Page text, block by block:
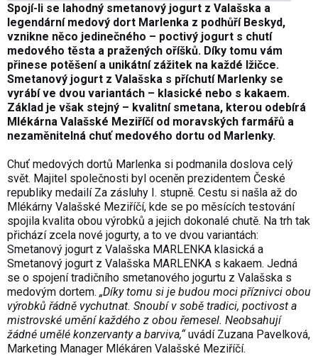
Spojí-li se lahodný smetanový jogurt z Valašska a
legendární medový dort Marlenka z podhůří Beskyd,
vznikne něco jedinečného – poctivý jogurt s chutí
medového těsta a pražených oříšků. Díky tomu vám
přinese potěšení a unikátní zážitek na každé lžičce.
Smetanový jogurt z Valašska s příchutí Marlenky se
vyrábí ve dvou variantách – klasické nebo s kakaem.
Základ je však stejný – kvalitní smetana, kterou odebírá
Mlékárna Valašské Meziříčí od moravských farmářů a
nezaměnitelná chuť medového dortu od Marlenky.
Chuť medových dortů Marlenka si podmanila doslova celý
svět. Majitel společnosti byl oceněn prezidentem České
republiky medailí Za zásluhy I. stupně. Cestu si našla až do
Mlékárny Valašské Meziříčí, kde se po měsících testování
spojila kvalita obou výrobků a jejich dokonalé chutě. Na trh tak
přichází zcela nové jogurty, a to ve dvou variantách:
Smetanový jogurt z Valašska MARLENKA klasická a
Smetanový jogurt z Valašska MARLENKA s kakaem. Jedná
se o spojení tradičního smetanového jogurtu z Valašska s
medovým dortem. „Díky tomu si je budou moci příznivci obou
výrobků řádně vychutnat. Snoubí v sobě tradici, poctivost a
mistrovské umění každého z obou řemesel. Neobsahují
žádné umělé konzervanty a barviva,“uvádí Zuzana Pavelková,
Marketing Manager Mlékáren Valašské Meziříčí.